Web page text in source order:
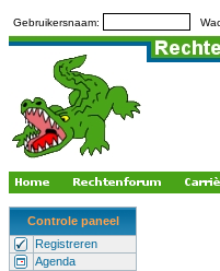
Gebruikersnaam:
Controle paneel
Registreren
Agenda